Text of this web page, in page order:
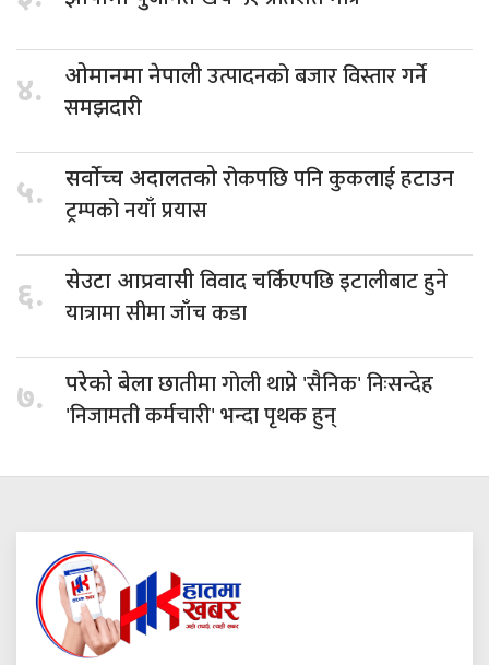
४. ओमानमा नेपालीउत्पादनको बजार विस्तार गर्ने
समझदारी
५. सर्वोच्च अदालतकोरोकपछि पनि कुकलाई हटाउन
ट्रम्पको नयाँ प्रयास
६. सेउटा आप्रवासीविवाद चर्किएपछि इटालीबाट हुने
यात्रामा सीमा जाँच कडा
७. परेको बेलाछातीमा गोली थाप्ने 'सैनिक' निःसन्देह
'निजामती कर्मचारी' भन्दा पृथक हुन्